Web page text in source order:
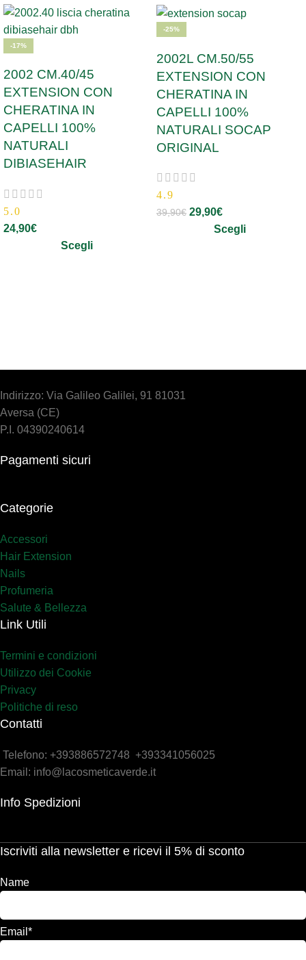
-17%
2002 CM.40/45
EXTENSION CON
CHERATINA IN
CAPELLI 100%
NATURALI
DIBIASEHAIR
5.0
24,90€
Scegli
-25%
2002L CM.50/55
EXTENSION CON
CHERATINA IN
CAPELLI 100%
NATURALI SOCAP
ORIGINAL
4.9
39,90€ 29,90€
Scegli
Indirizzo: Via Galileo Galilei, 91 81031
Aversa (CE)
P.I. 04390240614
Pagamenti sicuri
Categorie
Accessori
Hair Extension
Nails
Profumeria
Salute & Bellezza
Link Utili
Termini e condizioni
Utilizzo dei Cookie
Privacy
Politiche di reso
Contatti
Telefono: +393886572748 +393341056025
Email: info@lacosmeticaverde.it
Info Spedizioni
Iscriviti alla newsletter e ricevi il 5% di sconto
Name
Email*